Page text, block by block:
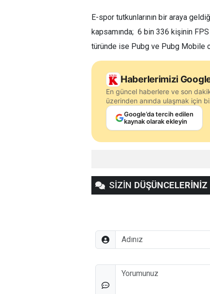
E-spor tutkunlarının bir araya
kapsamında; 6 bin 336 kişinin
türünde ise Pubg ve Pubg Mobile
Haberlerimizi
En güncel haberlere ve son
üzerinden anında ulaşmak için
Google’da tercih edilen
kaynak olarak ekleyin
SİZİN DÜŞÜNCELERİNİZ
Adınız
Düşünceleriniz